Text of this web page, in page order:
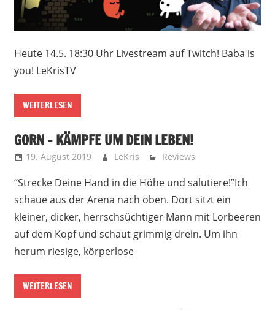
Heute 14.5. 18:30 Uhr Livestream auf Twitch! Baba is
you! LeKrisTV
WEITERLESEN
GORN – KÄMPFE UM DEIN LEBEN!
19. August 2019 LeKris Reviews
“Strecke Deine Hand in die Höhe und salutiere!”Ich
schaue aus der Arena nach oben. Dort sitzt ein
kleiner, dicker, herrschsüchtiger Mann mit Lorbeeren
auf dem Kopf und schaut grimmig drein. Um ihn
herum riesige, körperlose
WEITERLESEN